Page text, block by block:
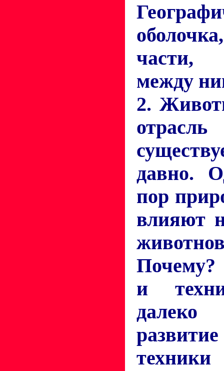
части,
между
2.
давно.
пор
влияют
Почему?
и
далеко